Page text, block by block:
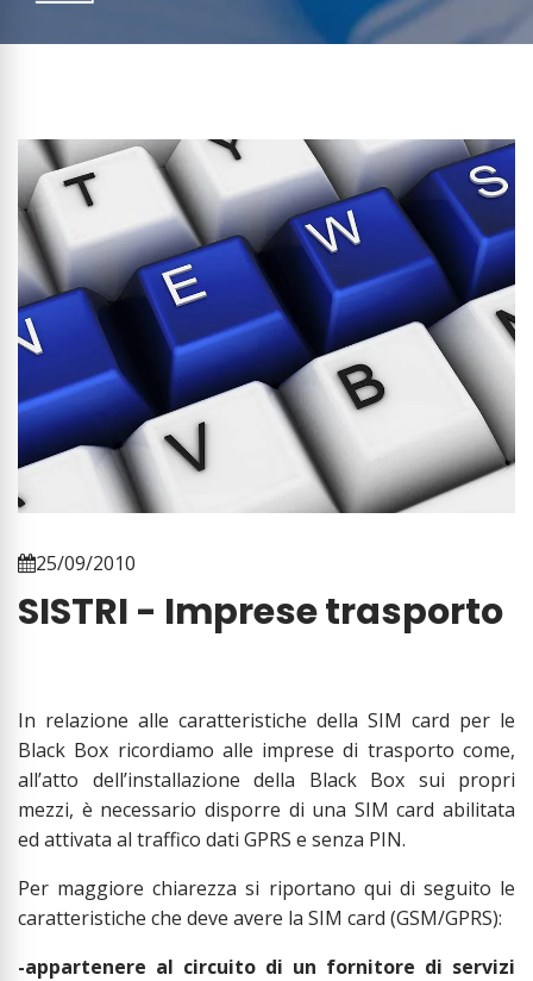
25/09/2010
SISTRI - Imprese trasporto
In relazione alle caratteristiche della SIM card per le
Black Box ricordiamo alle imprese di trasporto come,
all’atto dell’installazione della Black Box sui propri
mezzi, è necessario disporre di una SIM card abilitata
ed attivata al traffico dati GPRS e senza PIN.
Per maggiore chiarezza si riportano qui di seguito le
caratteristiche che deve avere la SIM card (GSM/GPRS):
-appartenere al circuito di un fornitore di servizi